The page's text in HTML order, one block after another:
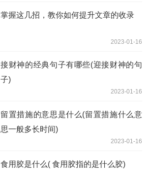
掌握这几招，教你如何提升文章的收录
2023-01-16
接财神的经典句子有哪些(迎接财神的句
子)
2023-01-16
留置措施的意思是什么(留置措施什么意
思一般多长时间)
2023-01-16
食用胶是什么( 食用胶指的是什么胶)